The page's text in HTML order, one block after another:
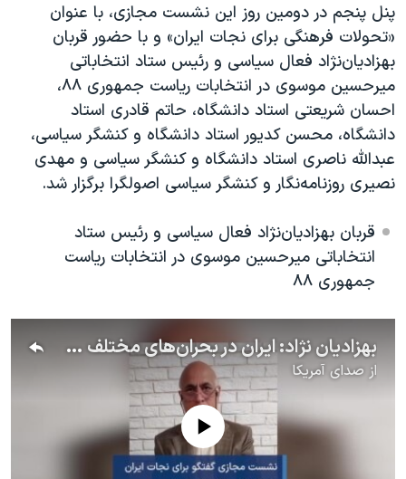
پنل پنجم در دومین روز این نشست مجازی، با عنوان
«تحولات فرهنگی برای نجات ایران» و با حضور قربان
بهزادیان‌نژاد فعال سیاسی و رئیس ستاد انتخاباتی
میرحسین موسوی در انتخابات ریاست جمهوری ۸۸،
احسان شریعتی استاد دانشگاه، حاتم قادری استاد
دانشگاه، محسن کدیور استاد دانشگاه و کنشگر سیاسی،
عبدالله ناصری استاد دانشگاه و کنشگر سیاسی و مهدی
نصیری روزنامه‌نگار و کنشگر سیاسی اصولگرا برگزار شد.
قربان بهزادیان‌نژاد فعال سیاسی و رئیس ستاد
انتخاباتی میرحسین موسوی در انتخابات ریاست
جمهوری ۸۸
بهزادیان نژاد: ایران در بحران‌های مختلف فرو رفته
از صدای آمریکا
No media source currently available